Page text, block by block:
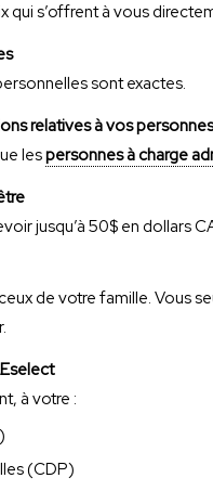
s’offrent à vous
sont exactes.
relatives à vos
lespersonnes à charge
jusqu’à 50$ en dollars
de votre famille. Vous
à votre :
(CDP)